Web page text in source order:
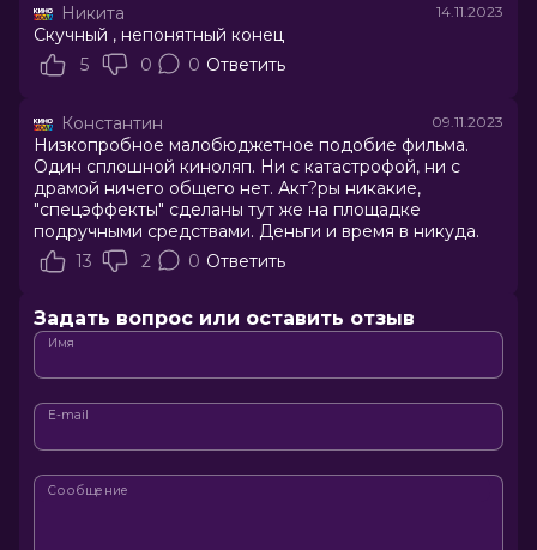
Никита 14.11.2023
Скучный , непонятный конец
5
0 0 Ответить
Константин 09.11.2023
Низкопробное малобюджетное подобие фильма.
Один сплошной киноляп. Ни с катастрофой, ни с
драмой ничего общего нет. Акт?ры никакие,
"спецэффекты" сделаны тут же на площадке
подручными средствами. Деньги и время в никуда.
13
2 0 Ответить
Задать вопрос или оставить отзыв
Имя
E-mail
Сообщение